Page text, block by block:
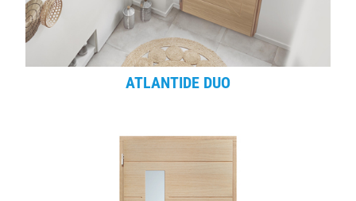
ATLANTIDE DUO